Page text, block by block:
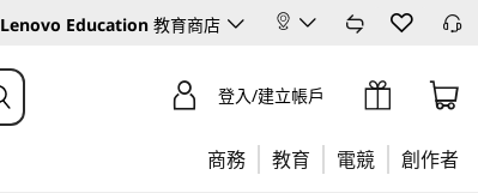
Lenovo Education 教育商店
登入/建立帳戶
商務 教育 電競 創作者